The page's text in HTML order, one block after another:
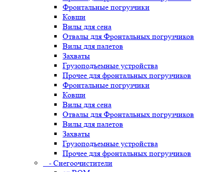
Фронтальные погрузчики
Ковши
Вилы для сена
Отвалы для Фронтальных погрузчиков
Вилы для палетов
Захваты
Грузоподъемные устройства
Прочее для фронтальных погрузчиков
Фронтальные погрузчики
Ковши
Вилы для сена
Отвалы для Фронтальных погрузчиков
Вилы для палетов
Захваты
Грузоподъемные устройства
Прочее для фронтальных погрузчиков
- Снегоочистители